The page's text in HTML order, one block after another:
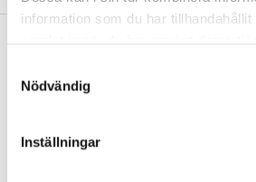
information som du har
Nödvändig
Inställningar